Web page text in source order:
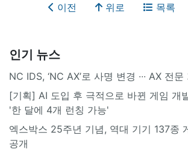
이전 위로 목록
인기 뉴스
NC IDS, ‘NC AX’로 사명 변경 ∙∙∙ AX 전
[기획] AI 도입 후 극적으로 바뀐 게임 개
'한 달에 4개 런칭 가능'
엑스박스 25주년 기념, 역대 기기 137종
공개